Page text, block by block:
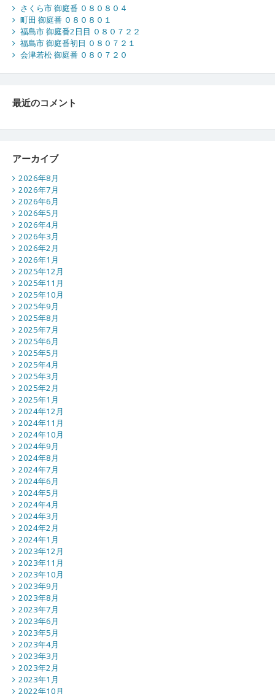
さくら市 御庭番 ０８０８０４
町田 御庭番 ０８０８０１
福島市 御庭番2日目 ０８０７２２
福島市 御庭番初日 ０８０７２１
会津若松 御庭番 ０８０７２０
最近のコメント
アーカイブ
2026年8月
2026年7月
2026年6月
2026年5月
2026年4月
2026年3月
2026年2月
2026年1月
2025年12月
2025年11月
2025年10月
2025年9月
2025年8月
2025年7月
2025年6月
2025年5月
2025年4月
2025年3月
2025年2月
2025年1月
2024年12月
2024年11月
2024年10月
2024年9月
2024年8月
2024年7月
2024年6月
2024年5月
2024年4月
2024年3月
2024年2月
2024年1月
2023年12月
2023年11月
2023年10月
2023年9月
2023年8月
2023年7月
2023年6月
2023年5月
2023年4月
2023年3月
2023年2月
2023年1月
2022年10月